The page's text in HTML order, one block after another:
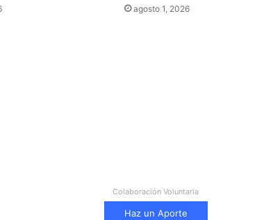
agosto 1, 2026
Colaboración Voluntaria
Haz un Aporte